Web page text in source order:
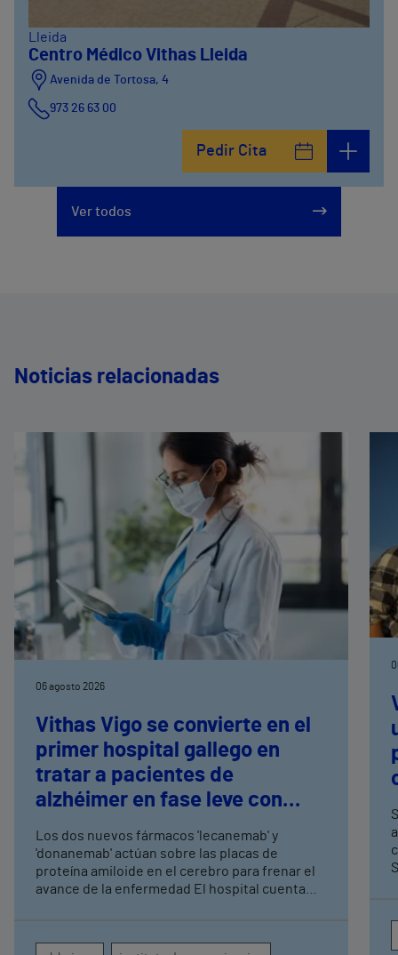
Lleida
Centro Médico Vithas Lleida
Avenida de Tortosa, 4
973 26 63 00
Pedir Cita
Ver todos
Noticias relacionadas
06 agosto 2026
Vithas Vigo se convierte en el
primer hospital gallego en
tratar a pacientes de
alzhéimer en fase leve con
terapias antiamiloide
Los dos nuevos fármacos 'lecanemab' y
'donanemab' actúan sobre las placas de
proteína amiloide en el cerebro para frenar el
avance de la enfermedad El hospital cuenta
seguimiento clínico de cada paciente